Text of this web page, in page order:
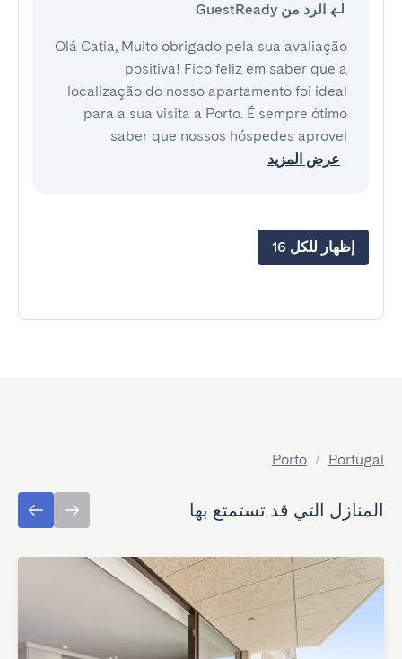
الرد من GuestReady
Olá Catia, Muito obrigado pela sua avaliação
positiva! Fico feliz em saber que a
localização do nosso apartamento foi ideal
para a sua visita a Porto. É sempre ótimo
saber que nossos hóspedes aprovei
عرض المزيد
إظهار للكل 16
Portugal
/
Porto
المنازل التي قد تستمتع بها